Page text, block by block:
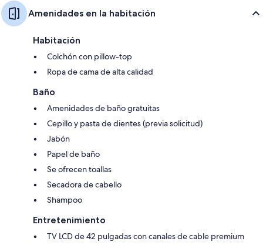
Amenidades en la habitación
Habitación
Colchón con pillow-top
Ropa de cama de alta calidad
Baño
Amenidades de baño gratuitas
Cepillo y pasta de dientes (previa solicitud)
Jabón
Papel de baño
Se ofrecen toallas
Secadora de cabello
Shampoo
Entretenimiento
TV LCD de 42 pulgadas con canales de cable premium